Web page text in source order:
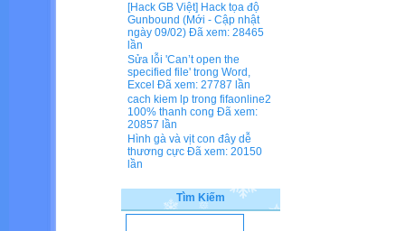
[Hack GB Việt] Hack tọa độ
Gunbound (Mới - Cập nhật
ngày 09/02) Đã xem: 28465
lần
Sửa lỗi 'Can’t open the
specified file' trong Word,
Excel Đã xem: 27787 lần
cach kiem lp trong fifaonline2
100% thanh cong Đã xem:
20857 lần
Hình gà và vịt con đây dễ
thương cực Đã xem: 20150
lần
Tìm Kiếm